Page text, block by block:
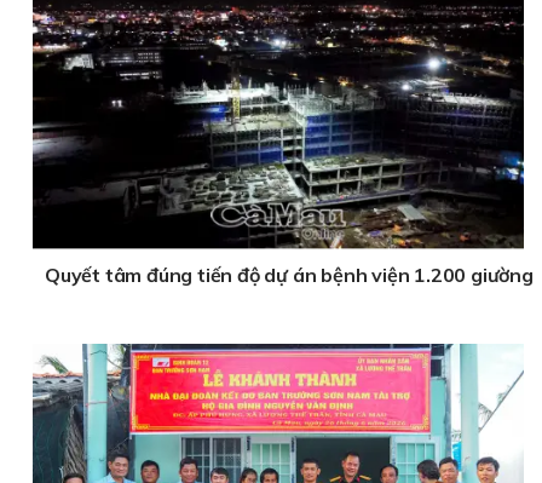
Quyết tâm đúng tiến độ dự án bệnh viện 1.200 giường